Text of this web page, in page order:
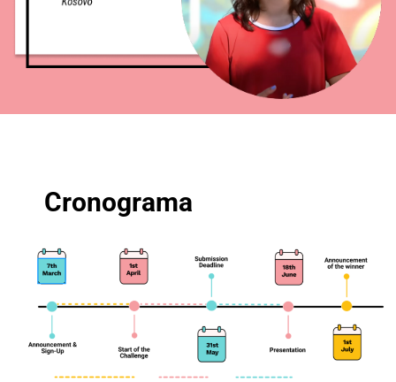
Cronograma